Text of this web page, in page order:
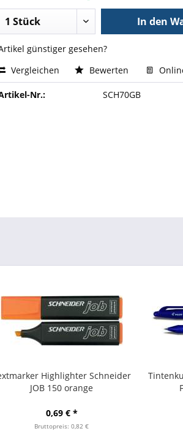
In den
günstiger gesehen?
Vergleichen
Bewerten
Nr.: SCH70GB
Highlighter Schneider
JOB 150 orange
0,69 € *
Bruttopreis: 0,82 €